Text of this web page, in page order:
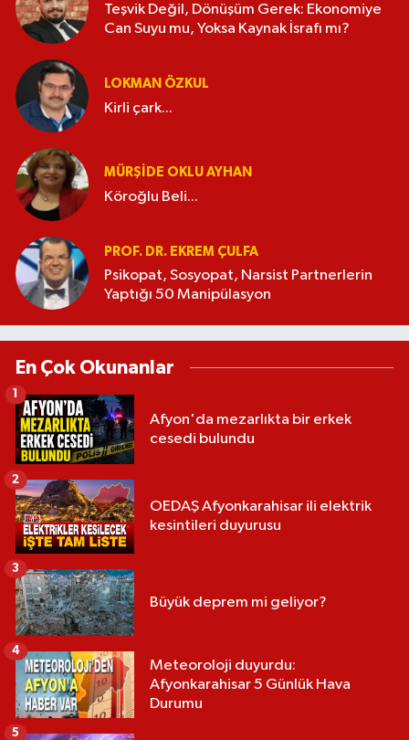
Teşvik Değil, Dönüşüm Gerek: Ekonomiye
Can Suyu mu, Yoksa Kaynak İsrafı mı?
LOKMAN ÖZKUL
Kirli çark...
MÜRŞIDE OKLU AYHAN
Köroğlu Beli...
PROF. DR. EKREM ÇULFA
Psikopat, Sosyopat, Narsist Partnerlerin
Yaptığı 50 Manipülasyon
En Çok Okunanlar
Afyon'da mezarlıkta bir erkek
cesedi bulundu
1
OEDAŞ Afyonkarahisar ili elektrik
kesintileri duyurusu
2
Büyük deprem mi geliyor?
3
Meteoroloji duyurdu:
Afyonkarahisar 5 Günlük Hava
Durumu
4
5